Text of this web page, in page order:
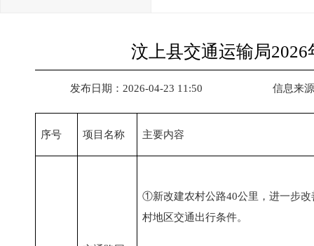
汶上县交通运输局
发布日期：2026-04-23 11:50 信息来
序号 项目名称 主要内容
①新改建农村公路40公里，进一步改
村地区交通出行条件。